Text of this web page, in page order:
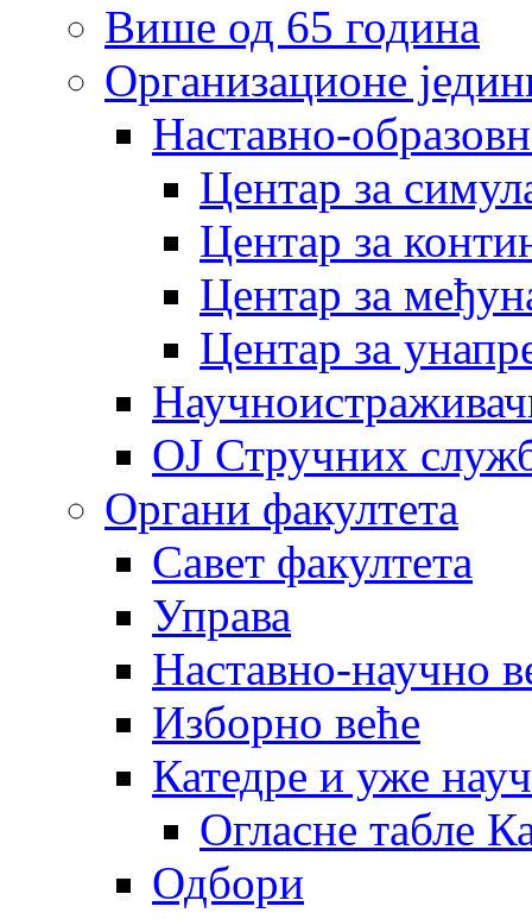
Више од 65 година
Организационе
Наставно-
Центар за
Центар за
Центар за
Центар за
OJ Стручних
Органи факултета
Савет факултета
Управа
Наставно-научно
Изборно веће
Катедре и уже
Огласне табле
Одбори